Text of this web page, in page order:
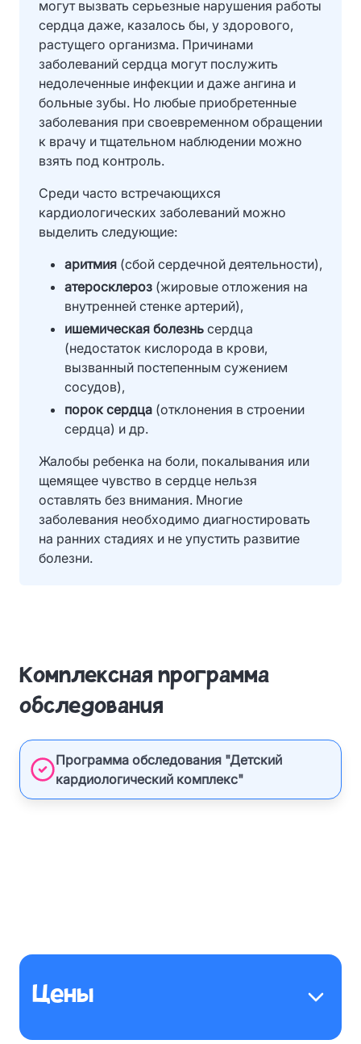
могут вызвать серьезные нарушения работы
сердца даже, казалось бы, у здорового,
растущего организма. Причинами
заболеваний сердца могут послужить
недолеченные инфекции и даже ангина и
больные зубы. Но любые приобретенные
заболевания при своевременном обращении
к врачу и тщательном наблюдении можно
взять под контроль.
Среди часто встречающихся
кардиологических заболеваний можно
выделить следующие:
аритмия (сбой сердечной деятельности),
атеросклероз (жировые отложения на
внутренней стенке артерий),
ишемическая болезнь сердца
(недостаток кислорода в крови,
вызванный постепенным сужением
сосудов),
порок сердца (отклонения в строении
сердца) и др.
Жалобы ребенка на боли, покалывания или
щемящее чувство в сердце нельзя
оставлять без внимания. Многие
заболевания необходимо диагностировать
на ранних стадиях и не упустить развитие
болезни.
Комплексная программа
обследования
Программа обследования "Детский
кардиологический комплекс"
Цены